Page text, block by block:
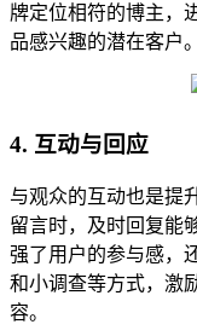
牌定位相符的博主，
品感兴趣的潜在客户。
4. 互动与回应
与观众的互动也是提
留言时，及时回复能
强了用户的参与感，
和小调查等方式，激
容。